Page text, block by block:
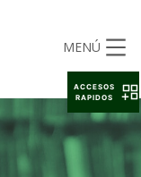
MENÚ
ACCESOS
RAPIDOS